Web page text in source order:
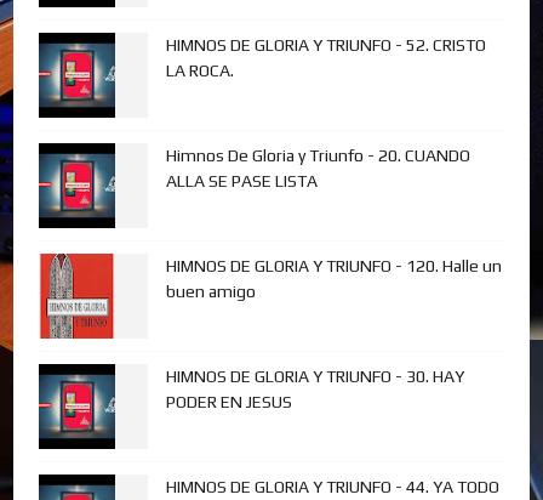
HIMNOS DE GLORIA Y TRIUNFO - 52. CRISTO
LA ROCA.
Himnos De Gloria y Triunfo - 20. CUANDO
ALLA SE PASE LISTA
HIMNOS DE GLORIA Y TRIUNFO - 120. Halle un
buen amigo
HIMNOS DE GLORIA Y TRIUNFO - 30. HAY
PODER EN JESUS
HIMNOS DE GLORIA Y TRIUNFO - 44. YA TODO